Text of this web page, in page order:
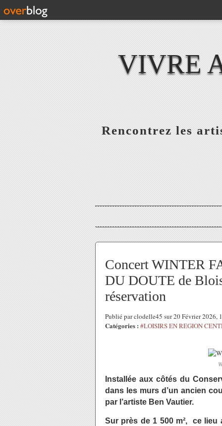
VIVRE
Rencontrez les
Concert WINTER
DU DOUTE de
réservation
Publié par clodelle45 sur 20 Février 2026,
Catégories : #LOISIRS EN REGION
Installée aux côtés du
dans les murs d’un ancien
par l’artiste Ben Vautier.
Sur près de 1 500 m², ce lieu